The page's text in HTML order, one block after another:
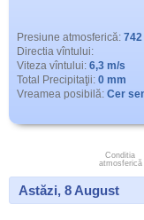
Presiune atmosferică:
Directia vîntului:
Viteza vîntului: 6,3 m/s
Total Precipitaţii: 0 mm
Vreamea posibilă: Cer
Conditia
atmosferică
Astăzi, 8 August